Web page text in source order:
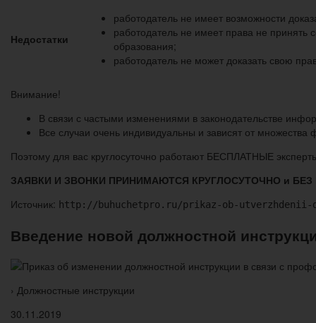
Недостатки
работодатель не имеет возможности
работодатель не имеет права не принять
образования;
работодатель не может доказать свою
Внимание!
В связи с частыми изменениями в законодательстве
Все случаи очень индивидуальны и зависят от
Поэтому для вас круглосуточно работают БЕСПЛАТНЫЕ
ЗАЯВКИ И ЗВОНКИ ПРИНИМАЮТСЯ КРУГЛОСУТОЧНО и
Источник: http://buhuchetpro.ru/prikaz-ob-
Введение новой должностной
› Должностные инструкции
30.11.2019